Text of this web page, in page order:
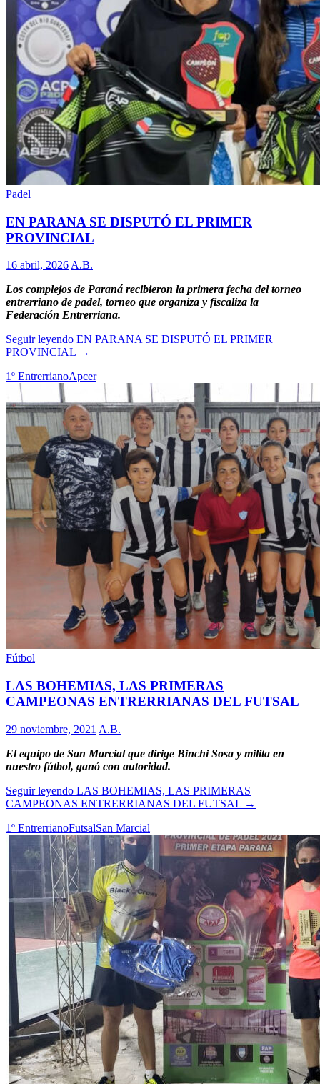
Padel
EN PARANA SE DISPUTÓ EL PRIMER
PROVINCIAL
16 abril, 2026 A.B.
Los complejos de Paraná recibieron la primera fecha del torneo
entrerriano de padel, torneo que organiza y fiscaliza la
Federación Entrerriana.
Seguir leyendo EN PARANA SE DISPUTÓ EL PRIMER
PROVINCIAL →
1º EntrerrianoApcer
Fútbol
LAS BOHEMIAS, LAS PRIMERAS
CAMPEONAS ENTRERRIANAS DEL FUTSAL
29 noviembre, 2021 A.B.
El equipo de San Marcial que dirige Binchi Sosa y milita en
nuestro fútbol, ganó con autoridad.
Seguir leyendo LAS BOHEMIAS, LAS PRIMERAS
CAMPEONAS ENTRERRIANAS DEL FUTSAL →
1º EntrerrianoFutsalSan Marcial